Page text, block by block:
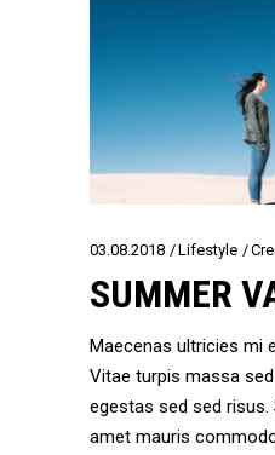
03.08.2018 Lifestyle
SUMMER
Maecenas ultricies mi
Vitae turpis massa
egestas sed sed
amet mauris